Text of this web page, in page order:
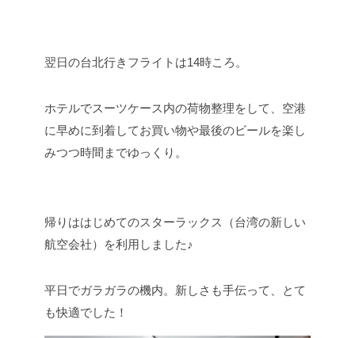
翌日の台北行きフライトは14時ころ。
ホテルでスーツケース内の荷物整理をして、空港
に早めに到着してお買い物や最後のビールを楽し
みつつ時間までゆっくり。
帰りははじめてのスターラックス（台湾の新しい
航空会社）を利用しました♪
平日でガラガラの機内。新しさも手伝って、とて
も快適でした！